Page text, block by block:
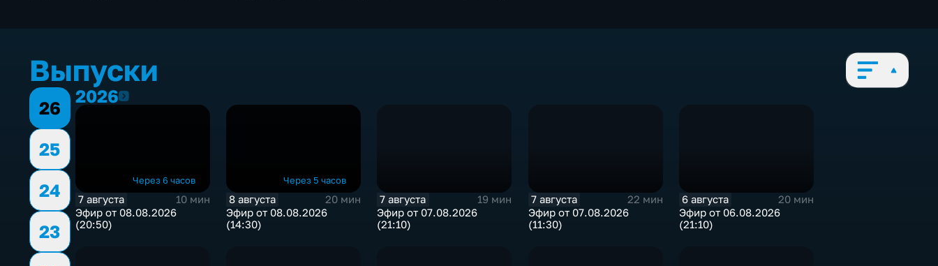
Выпуски
26
25
24
23
20262026
Через 6 часов
7 августа
10 мин
Эфир от 08.08.2026
(20:50)
Через 5 часов
8 августа
20 мин
Эфир от 08.08.2026
(14:30)
7 августа
19 мин
Эфир от 07.08.2026
(21:10)
7 августа
22 мин
Эфир от 07.08.2026
(11:30)
6 августа
20 мин
Эфир от 06.08.2026
(21:10)